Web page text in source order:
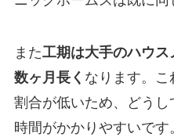
また工期は大手のハウス
数ヶ月長く なります。こ
割合が低いため、どうし
時間がかかりやすいで